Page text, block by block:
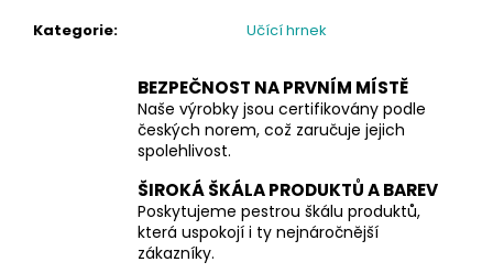
Kategorie: Učící hrnek
BEZPEČNOST NA PRVNÍM MÍSTĚ
Naše výrobky jsou certifikovány podle
českých norem, což zaručuje jejich
spolehlivost.
ŠIROKÁ ŠKÁLA PRODUKTŮ A BAREV
Poskytujeme pestrou škálu produktů,
která uspokojí i ty nejnáročnější
zákazníky.
e